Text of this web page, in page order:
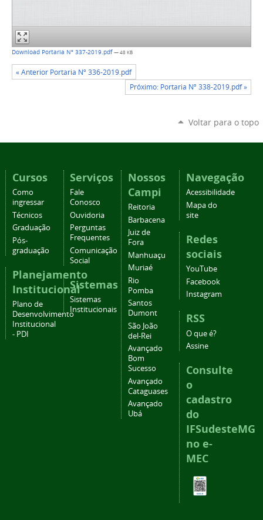
Download Portaria Nº 337-2019.pdf— 48 KB
« Anterior Portaria Nº 336-2019.pdf
Próximo: Portaria Nº 338-2019.pdf »
Voltar para o topo
Cursos
Como
ingressar
Técnicos
Graduação
Pós-
graduação
Planejamento
Institucional
Plano de
Desenvolvimento
Institucional
- PDI
Serviços
Fale
Conosco
Ouvidoria
Perguntas
Frequentes
Comunicação
Social
Sistemas
Sistemas
Institucionais
Nossos
Campi
Reitoria
Barbacena
Juiz de
Fora
Manhuaçu
Muriaé
Rio
Pomba
Santos
Dumont
São João
del-Rei
Avançado
Bom
Sucesso
Avançado
Cataguases
Avançado
Ubá
Navegação
Acessibilidade
Mapa do
site
Redes
sociais
YouTube
Facebook
Instagram
RSS
O que é?
Assine
Consulte
o
cadastro
do
IFSudesteMG
no e-
MEC